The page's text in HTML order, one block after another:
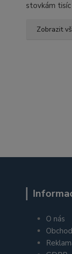
stovkám tisíc
Zobrazit
O nás